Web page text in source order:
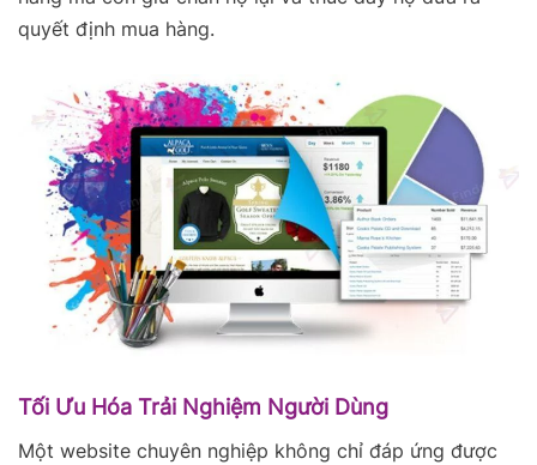
quyết định mua hàng.
Tối Ưu Hóa Trải Nghiệm Người Dùng
Một website chuyên nghiệp không chỉ đáp ứng được